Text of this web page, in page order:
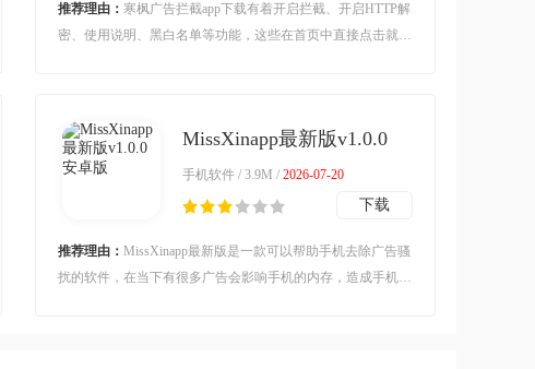
推荐理由： 寒枫广告拦截app下载有着开启拦截、开启HTTP解
密、使用说明、黑白名单等功能，这些在首页中直接点击就能
MissXinapp最新版v1.0.0
手机软件 / 3.9M / 2026-07-20
下载
推荐理由： MissXinapp最新版是一款可以帮助手机去除广告骚
扰的软件，在当下有很多广告会影响手机的内存，造成手机卡